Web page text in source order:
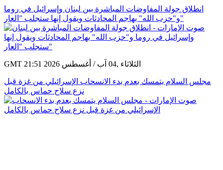
انطلاق جولة المفاوضات المباشرة بين لبنان وإسرائيل في روما
و"حزب الله" يهاجم المحادثات ويقول إنها ستجلب "العار"
GMT 21:51 2026 الثلاثاء ,04 آب / أغسطس
مجلس السلام يتمسك بعدم بدء الانسحاب الإسرائيلي من غزة قبل
نزع سلاح حماس بالكامل